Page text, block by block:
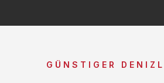
GÜNSTIGER